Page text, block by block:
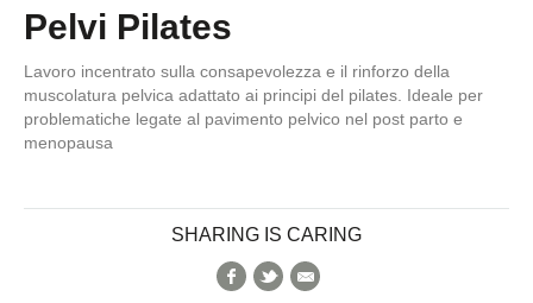
Pelvi Pilates
Lavoro incentrato sulla consapevolezza e il rinforzo della
muscolatura pelvica adattato ai principi del pilates. Ideale per
problematiche legate al pavimento pelvico nel post parto e
menopausa
SHARING IS CARING
Facebook
TwitterE-Mail